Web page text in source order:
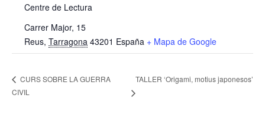
Centre de Lectura
Carrer Major, 15
Reus, Tarragona 43201 España + Mapa de Google
CURS SOBRE LA GUERRA
CIVIL
TALLER ‘Origami, motius japonesos’